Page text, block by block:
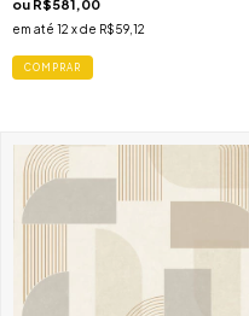
ou R$581,00
em até 12 x de R$59,12